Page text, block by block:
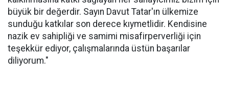
büyük bir değerdir. Sayın Davut Tatar'ın ülkemize
sunduğu katkılar son derece kıymetlidir. Kendisine
nazik ev sahipliği ve samimi misafirperverliği için
teşekkür ediyor, çalışmalarında üstün başarılar
diliyorum."